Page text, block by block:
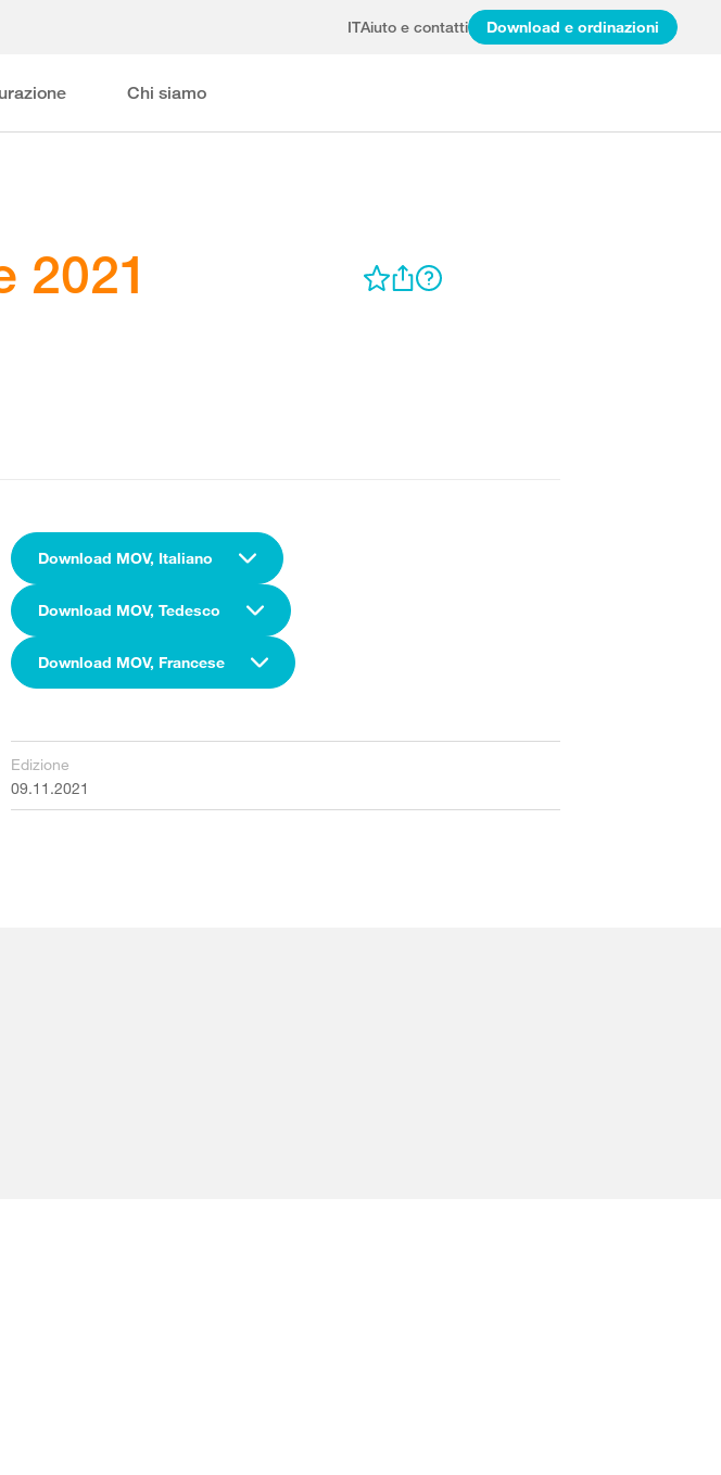
ITAiuto e contatti Download e ordinazioni
Chi siamo
2021
Download MOV, Italiano
Download MOV, Tedesco
Download MOV, Francese
Edizione
09.11.2021